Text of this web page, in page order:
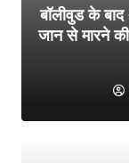
बॉलीवुड के
जान से मारने